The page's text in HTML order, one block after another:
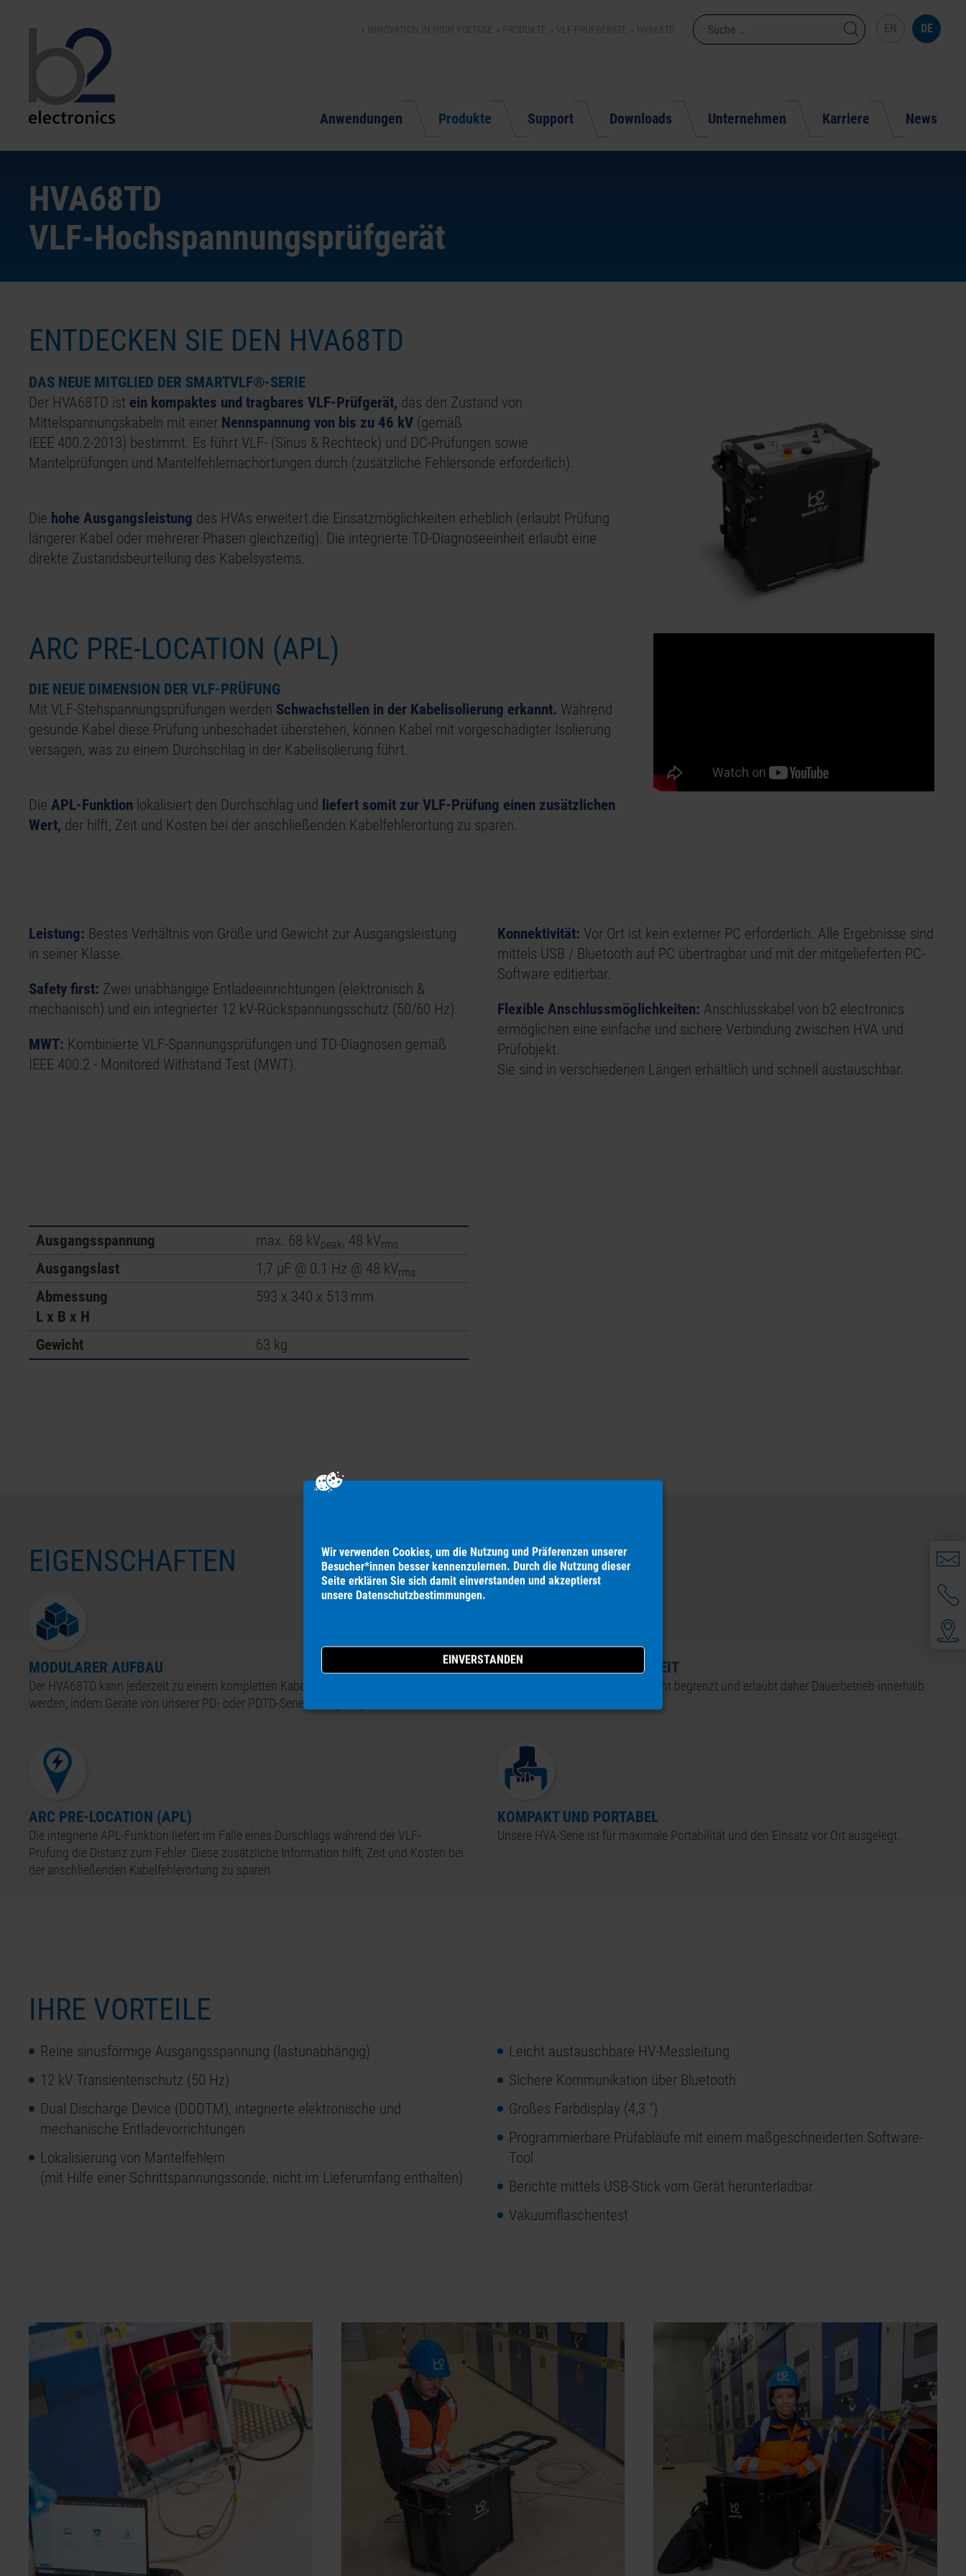
Anwendungen Produkte Support Downloads Unternehmen Karriere News
DE
HVA68TD
VLF-Hochspannungsprüfgerät
ENTDECKEN SIE DEN HVA68TD
DAS NEUE MITGLIED DER SMARTVLF®-SERIE
Der HVA68TD ist ein kompaktes und tragbares VLF-Prüfgerät, das den Zustand von
Mittelspannungskabeln mit einer Nennspannung von bis zu 46 kV (gemäß
IEEE 400.2-2013) bestimmt. Es führt VLF- (Sinus & Rechteck) und DC-Prüfungen sowie
Mantelprüfungen und Mantelfehlernachortungen durch (zusätzliche Fehlersonde erforderlich).
Die hohe Ausgangsleistung des HVAs erweitert die Einsatzmöglichkeiten erheblich (erlaubt Prüfung
längerer Kabel oder mehrerer Phasen gleichzeitig). Die integrierte TD-Diagnoseeinheit erlaubt eine
direkte Zustandsbeurteilung des Kabelsystems.
ARC PRE-LOCATION (APL)
DIE NEUE DIMENSION DER VLF-PRÜFUNG
Mit VLF-Stehspannungsprüfungen werden Schwachstellen in der Kabelisolierung erkannt. Während
gesunde Kabel diese Prüfung unbeschadet überstehen, können Kabel mit vorgeschädigter Isolierung
versagen, was zu einem Durchschlag in der Kabelisolierung führt.
Die APL-Funktion lokalisiert den Durchschlag und liefert somit zur VLF-Prüfung einen zusätzlichen
Wert, der hilft, Zeit und Kosten bei der anschließenden Kabelfehlerortung zu sparen.
Leistung: Bestes Verhältnis von Größe und Gewicht zur Ausgangsleistung
in seiner Klasse.
Safety first: Zwei unabhängige Entladeeinrichtungen (elektronisch &
mechanisch) und ein integrierter 12 kV-Rückspannungsschutz (50/60 Hz).
MWT: Kombinierte VLF-Spannungsprüfungen und TD-Diagnosen gemäß
IEEE 400.2 - Monitored Withstand Test (MWT).
Konnektivität: Vor Ort ist kein externer PC erforderlich. Alle Ergebnisse sind
mittels USB / Bluetooth auf PC übertragbar und mit der mitgelieferten PC-
Software editierbar.
Flexible Anschlussmöglichkeiten: Anschlusskabel von b2 electronics
ermöglichen eine einfache und sichere Verbindung zwischen HVA und
Prüfobjekt.
Sie sind in verschiedenen Längen erhältlich und schnell austauschbar.
Ausgangsspannung max. 68 kVpeak, 48 kVrms
Ausgangslast 1,7 μF @ 0.1 Hz @ 48 kVrms
Abmessung
L x B x H
593 x 340 x 513 mm
Gewicht 63 kg
EIGENSCHAFTEN
MODULARER AUFBAU
Der HVA68TD kann jederzeit zu einem kompletten Kabel-Diagnosesystem erweitert
werden, indem Geräte von unserer PD- oder PDTD-Serie hinzugefügt werden.
UNBEGRENZTE BETRIEBSZEIT
Die Betriebszeit ist thermisch nicht begrenzt und erlaubt daher Dauerbetrieb innerhalb
ARC PRE-LOCATION (APL)
Die integrierte APL-Funktion liefert im Falle eines Durschlags während der VLF-
Prüfung die Distanz zum Fehler. Diese zusätzliche Information hilft, Zeit und Kosten bei
der anschließenden Kabelfehlerortung zu sparen.
KOMPAKT UND PORTABEL
Unsere HVA-Serie ist für maximale Portabilität und den Einsatz vor Ort ausgelegt.
IHRE VORTEILE
Reine sinusförmige Ausgangsspannung (lastunabhängig)
12 kV Transientenschutz (50 Hz)
Dual Discharge Device (DDDTM), integrierte elektronische und
mechanische Entladevorrichtungen
Lokalisierung von Mantelfehlern
(mit Hilfe einer Schrittspannungssonde, nicht im Lieferumfang enthalten)
Leicht austauschbare HV-Messleitung
Sichere Kommunikation über Bluetooth
Großes Farbdisplay (4,3 ")
Programmierbare Prüfabläufe mit einem maßgeschneiderten Software-
Tool
Berichte mittels USB-Stick vom Gerät herunterladbar
Vakuumflaschentest
Wir verwenden Cookies, um die Nutzung und Präferenzen unserer
Besucher*innen besser kennen­zulernen. Durch die Nutzung dieser
Seite erklären Sie sich damit ein­verstanden und akzeptierst
unsere Daten­schutz­bestimmungen.